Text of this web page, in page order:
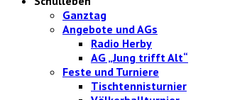
Ganztag
Angebote und AGs
Radio Herby
AG „Jung trifft Alt“
Feste und Turniere
Tischtennisturnier